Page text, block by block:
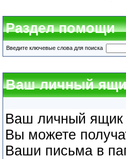
Раздел помощи
Введите ключевые слова для поиска
Ваш личный
Ваш личный ящик
Вы можете
Ваши письма в